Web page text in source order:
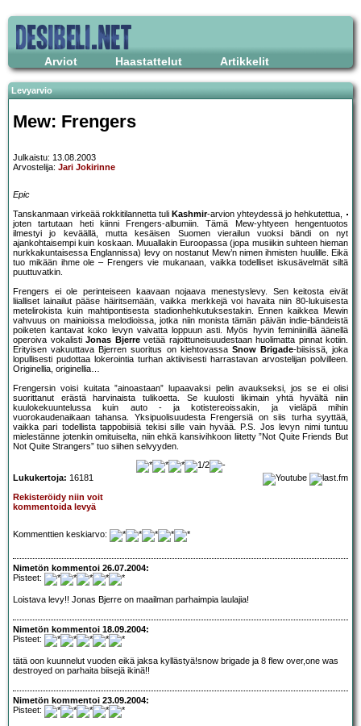
Arviot Haastattelut Artikkelit
Levyarvio
Mew: Frengers
Julkaistu: 13.08.2003
Arvostelija: Jari Jokirinne
Epic
Tanskanmaan virkeää rokkitilannetta tuli Kashmir-arvion yhteydessä jo hehkutettua,
joten tartutaan heti kiinni Frengers-albumiin. Tämä Mew-yhtyeen hengentuotos
ilmestyi jo keväällä, mutta kesäisen Suomen vierailun vuoksi bändi on nyt
ajankohtaisempi kuin koskaan. Muuallakin Euroopassa (jopa musiikin suhteen hieman
nurkkakuntaisessa Englannissa) levy on nostanut Mew’n nimen ihmisten huulille. Eikä
tuo mikään ihme ole – Frengers vie mukanaan, vaikka todelliset iskusävelmät siltä
puuttuvatkin.
Frengers ei ole perinteiseen kaavaan nojaava menestyslevy. Sen keitosta eivät
liialliset lainailut pääse häiritsemään, vaikka merkkejä voi havaita niin 80-lukuisesta
metelirokista kuin mahtipontisesta stadionhehkutuksestakin. Ennen kaikkea Mewin
vahvuus on mainioissa melodioissa, jotka niin monista tämän päivän indie-bändeistä
poiketen kantavat koko levyn vaivatta loppuun asti. Myös hyvin feminiinillä äänellä
operoiva vokalisti Jonas Bjerrevetää rajoittuneisuudestaan huolimatta pinnat kotiin.
Erityisen vakuuttava Bjerren suoritus on kiehtovassa Snow Brigade-biisissä, joka
lopullisesti pudottaa lokerointia turhan aktiivisesti harrastavan arvostelijan polvilleen.
Originellia, originellia…
Frengersin voisi kuitata ”ainoastaan” lupaavaksi pelin avaukseksi, jos se ei olisi
suorittanut erästä harvinaista tulikoetta. Se kuulosti likimain yhtä hyvältä niin
kuulokekuuntelussa kuin auto - ja kotistereoissakin, ja vieläpä mihin
vuorokaudenaikaan tahansa. Yksipuolisuudesta Frengersiä on siis turha syyttää,
vaikka pari todellista tappobiisiä tekisi sille vain hyvää. P.S. Jos levyn nimi tuntuu
mielestänne jotenkin omituiselta, niin ehkä kansivihkoon liitetty ”Not Quite Friends But
Not Quite Strangers” tuo siihen selvyyden.
Lukukertoja: 16181
Rekisteröidy niin voit
kommentoida levyä
Kommenttien keskiarvo:
Nimetön kommentoi 26.07.2004:
Pisteet:
Loistava levy!! Jonas Bjerre on maailman parhaimpia laulajia!
Nimetön kommentoi 18.09.2004:
Pisteet:
tätä oon kuunnelut vuoden eikä jaksa kyllästyä!snow brigade ja 8 flew over,one was
destroyed on parhaita biisejä ikinä!!
Nimetön kommentoi 23.09.2004:
Pisteet: